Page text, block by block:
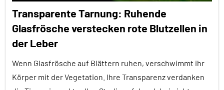
Artikel
Erfahrungen
Forschung
aktuell
Insekten
Transparente Tarnung: Ruhende
Glasfrösche verstecken rote Blutzellen in
der Leber
Wenn Glasfrösche auf Blättern ruhen, verschwimmt ihr
Körper mit der Vegetation. Ihre Transparenz verdanken